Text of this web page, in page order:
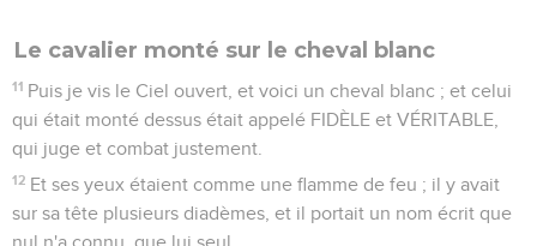
Le cavalier monté sur le cheval blanc
11 Puis je vis le Ciel ouvert, et voici un cheval blanc ; et celui
qui était monté dessus était appelé FIDÈLE et VÉRITABLE,
qui juge et combat justement.
12 Et ses yeux étaient comme une flamme de feu ; il y avait
sur sa tête plusieurs diadèmes, et il portait un nom écrit que
nul n'a connu, que lui seul.